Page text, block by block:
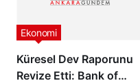
Küresel Dev Raporunu
Revize Etti: Bank of
Ekonomi